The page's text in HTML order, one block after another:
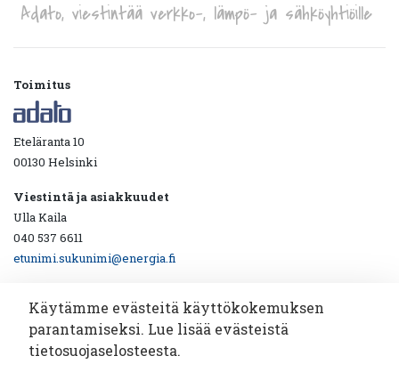
Adato, viestintää verkko-, lämpö- ja sähköyhtiöille
Toimitus
Eteläranta 10
00130 Helsinki
Viestintä ja asiakkuudet
Ulla Kaila
040 537 6611
etunimi.sukunimi@energia.fi
Ota yhteyttä!
Katsotaan yhdessä miten viestintäyhteistyö toimii.
Käytämme evästeitä käyttökokemuksen
parantamiseksi. Lue lisää evästeistä
tietosuojaselosteesta.